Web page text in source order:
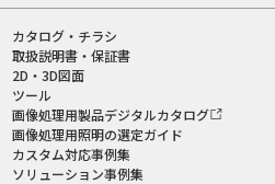
カタログ・チラシ
取扱説明書・保証書
2D・3D図面
ツール
画像処理用製品デジタルカタログ
画像処理用照明の選定ガイド
カスタム対応事例集
ソリューション事例集